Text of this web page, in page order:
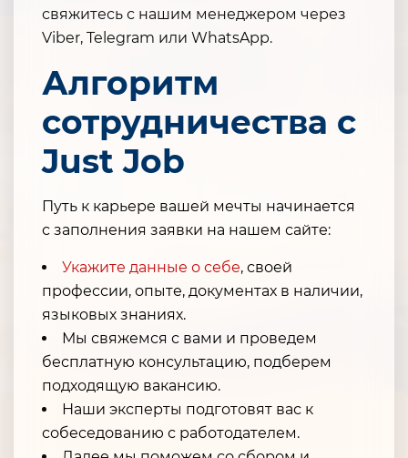
свяжитесь с нашим менеджером через
Viber, Telegram или WhatsApp.
Алгоритм
сотрудничества с
Just Job
Путь к карьере вашей мечты начинается
с заполнения заявки на нашем сайте:
Укажите данные о себе, своей
профессии, опыте, документах в наличии,
языковых знаниях.
Мы свяжемся с вами и проведем
бесплатную консультацию, подберем
подходящую вакансию.
Наши эксперты подготовят вас к
собеседованию с работодателем.